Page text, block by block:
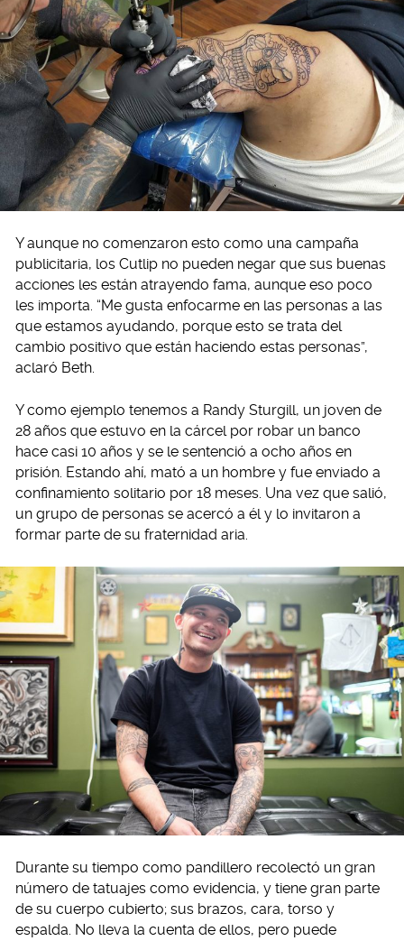
Y aunque no comenzaron esto como una campaña
publicitaria, los Cutlip no pueden negar que sus buenas
acciones les están atrayendo fama, aunque eso poco
les importa. “Me gusta enfocarme en las personas a las
que estamos ayudando, porque esto se trata del
cambio positivo que están haciendo estas personas”,
aclaró Beth.
Y como ejemplo tenemos a Randy Sturgill, un joven de
28 años que estuvo en la cárcel por robar un banco
hace casi 10 años y se le sentenció a ocho años en
prisión. Estando ahí, mató a un hombre y fue enviado a
confinamiento solitario por 18 meses. Una vez que salió,
un grupo de personas se acercó a él y lo invitaron a
formar parte de su fraternidad aria.
Durante su tiempo como pandillero recolectó un gran
número de tatuajes como evidencia, y tiene gran parte
de su cuerpo cubierto; sus brazos, cara, torso y
espalda. No lleva la cuenta de ellos, pero puede